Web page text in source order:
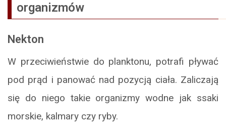
organizmów
Nekton
W przeciwieństwie do planktonu, potrafi pływać
pod prąd i panować nad pozycją ciała. Zaliczają
się do niego takie organizmy wodne jak ssaki
morskie, kalmary czy ryby.